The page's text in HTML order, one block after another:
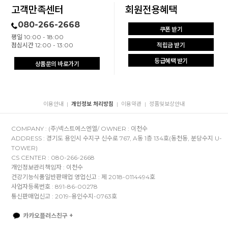
고객만족센터
080-266-2668
평일 10:00 - 18:00
점심시간 12:00 - 13:00
상품문의 바로가기
회원전용혜택
쿠폰 받기
적립금 받기
등급혜택 받기
이용안내 | 개인정보 처리방침 | 이용약관 | 정품및보상안내
COMPANY : (주)넥스트에스엔엘/ OWNER : 이천수
ADDRESS : 경기도 용인시 수지구 신수로 767, A동 1층 134호(동천동, 분당수지 U-
TOWER)
CS CENTER : 080-266-2668
개인정보관리책임자 : 이천수
건강기능식품일반판매업 영업신고 : 제 2018-0114494호
사업자등록번호 : 891-86-00278
통신판매업신고 : 2019-용인수지-0763호
카카오플러스친구 +